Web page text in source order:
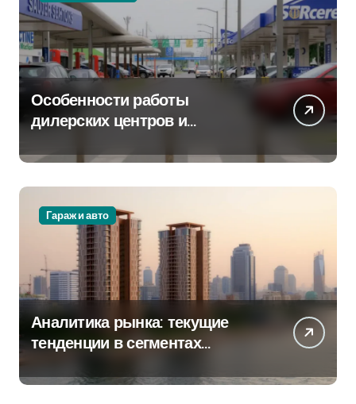
Особенности работы
дилерских центров и
крупных проспектах
Гараж и авто
Аналитика рынка: текущие
тенденции в сегментах